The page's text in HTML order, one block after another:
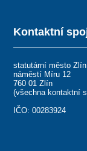
Kontaktní
statutární město Zlín
náměstí Míru 12
760 01 Zlín
(všechna kontaktní
IČO: 00283924